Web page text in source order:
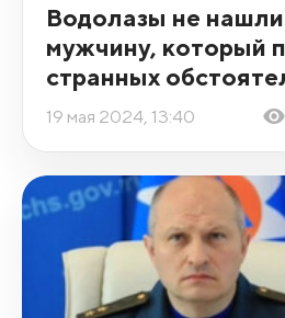
Водолазы не
мужчину, который
странных
19 мая 2024, 13:40